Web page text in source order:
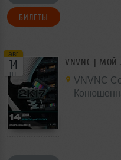
БИЛЕТЫ
авг
14
пт
VNVNC | МОЙ
VNVNC